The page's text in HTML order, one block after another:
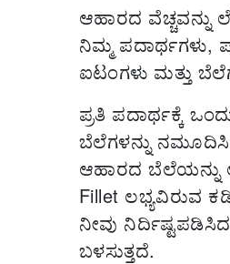
ಆಹಾರದ ವೆಚ್ಚವನ್ನು
ನಿಮ್ಮ ಪದಾರ್ಥಗಳು,
ಐಟಂಗಳು ಮತ್ತು
ಪ್ರತಿ ಪದಾರ್ಥಕ್ಕೆ
ಬೆಲೆಗಳನ್ನು
ಆಹಾರದ ಬೆಲೆಯನ್ನು
Fillet ಲಭ್ಯವಿರುವ
ನೀವು
ಬಳಸುತ್ತದೆ.